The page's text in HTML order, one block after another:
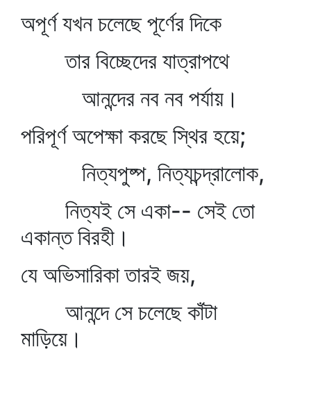
অপূর্ণ যখন চলেছে পূর্ণের দিকে
তার বিচ্ছেদের যাত্রাপথে
আনন্দের নব নব পর্যায়।
পরিপূর্ণ অপেক্ষা করছে স্থির হয়ে;
নিত্যপুষ্প, নিত্যচন্দ্রালোক,
নিত্যই সে একা-- সেই তো
একান্ত বিরহী।
যে অভিসারিকা তারই জয়,
আনন্দে সে চলেছে কাঁটা
মাড়িয়ে।